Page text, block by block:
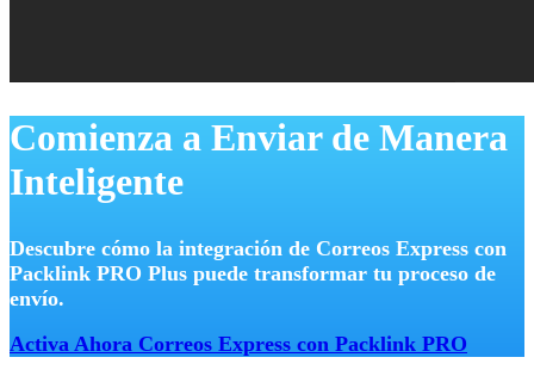
Comienza a Enviar de Manera
Inteligente
Descubre cómo la integración de Correos Express con
Packlink PRO Plus puede transformar tu proceso de
envío.
Activa Ahora Correos Express con Packlink PRO